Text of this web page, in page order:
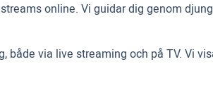
online. Vi guidar dig genom
via live streaming och på TV. Vi